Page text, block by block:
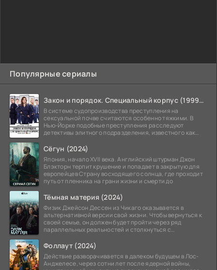
Популярные сериалы
Закон и порядок. Специальный корпус (1999-2026)
В системе судопроизводства преступления на
сексуальной почве считаются особенно тяжкими. В
Нью-Йорке подобные преступления расследуют
детективы элитного подразделения, известного как
Сёгун (2024)
Япония, начало XVII века. Английский штурман Джон
Блэкторн терпит крушение и попадает в закрытую для
европейцев Страну восходящего солнца, где проходит
путь от пленника на грани жизни и смерти до
Тёмная материя (2024)
Физик Джейсон Дессен из Чикаго оказывается в
альтернативной версии свой жизни. Чтобы вернуться к
своей семье, он должен будет пройти через ряд
параллельных реальностей и столкнуться с
Фоллаут (2024)
Действие разворачивается в далеком будущем в Лос-
Анджелесе, через сотни лет после ядерной войны,